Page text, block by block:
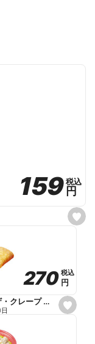
s
e
159
159税込
税込
円
円
s
e
270
270 税込
税込
円
円
ファミマ・ザ・クレープ 生チョコ